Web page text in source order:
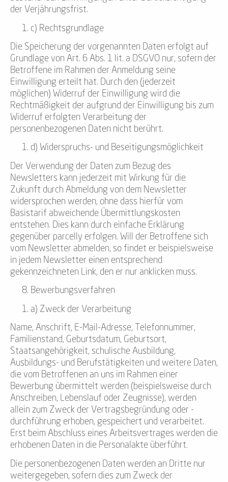
der Verjährungsfrist.
c) Rechtsgrundlage
Die Speicherung der vorgenannten Daten erfolgt auf
Grundlage von Art. 6 Abs. 1 lit. a DSGVO nur, sofern der
Betroffene im Rahmen der Anmeldung seine
Einwilligung erteilt hat. Durch den (jederzeit
möglichen) Widerruf der Einwilligung wird die
Rechtmäßigkeit der aufgrund der Einwilligung bis zum
Widerruf erfolgten Verarbeitung der
personenbezogenen Daten nicht berührt.
d) Widerspruchs- und Beseitigungsmöglichkeit
Der Verwendung der Daten zum Bezug des
Newsletters kann jederzeit mit Wirkung für die
Zukunft durch Abmeldung von dem Newsletter
widersprochen werden, ohne dass hierfür vom
Basistarif abweichende Übermittlungskosten
entstehen. Dies kann durch einfache Erklärung
gegenüber parcelly erfolgen. Will der Betroffene sich
vom Newsletter abmelden, so findet er beispielsweise
in jedem Newsletter einen entsprechend
gekennzeichneten Link, den er nur anklicken muss.
Bewerbungsverfahren
a) Zweck der Verarbeitung
Name, Anschrift, E-Mail-Adresse, Telefonnummer,
Familienstand, Geburtsdatum, Geburtsort,
Staatsangehörigkeit, schulische Ausbildung,
Ausbildungs- und Berufstätigkeiten und weitere Daten,
die vom Betroffenen an uns im Rahmen einer
Bewerbung übermittelt werden (beispielsweise durch
Anschreiben, Lebenslauf oder Zeugnisse), werden
allein zum Zweck der Vertragsbegründung oder -
durchführung erhoben, gespeichert und verarbeitet.
Erst beim Abschluss eines Arbeitsvertrages werden die
erhobenen Daten in die Personalakte überführt.
Die personenbezogenen Daten werden an Dritte nur
weitergegeben, sofern dies zum Zweck der